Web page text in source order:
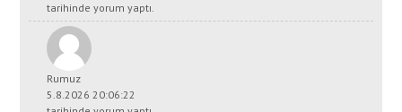
tarihinde yorum yaptı.
Rumuz
5.8.2026 20:06:22